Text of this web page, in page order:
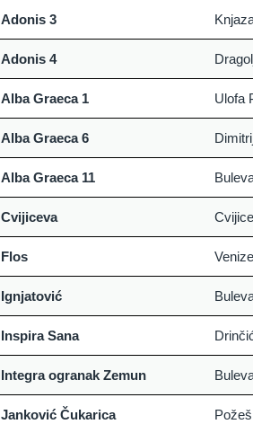
Adonis 3
Adonis 4
Alba Graeca 1 Ulofa
Alba Graeca 6
Alba Graeca 11
Cvijiceva
Flos
Ignjatović
Inspira Sana
Integra ogranak Zemun
Janković Čukarica